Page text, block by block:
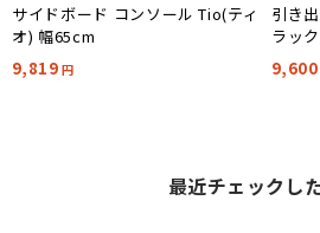
サイドボード コンソール Tio(ティ
オ) 幅65cm
9,819円
引き
ラッ
最近チェックし